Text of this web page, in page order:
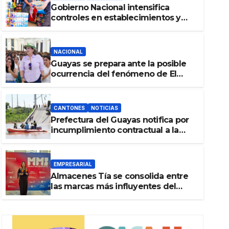
EMPRESARIAL
Almacenes Tía se consolida
más influyentes del Ecuador
6 DE AGOSTO DE 2026
Gobierno Nacional intensifica
controles en establecimientos y
comerciales y de concurrencia
NACIONAL
Guayas se prepara ante la posible
ocurrencia del fenómeno de El
CANTONES NOTICIAS
Prefectura del Guayas notifica por
incumplimiento contractual a la
puente Gonzalo Icaza Cornejo, en
Daule
EMPRESARIAL
Almacenes Tía se consolida entre
las marcas más influyentes del